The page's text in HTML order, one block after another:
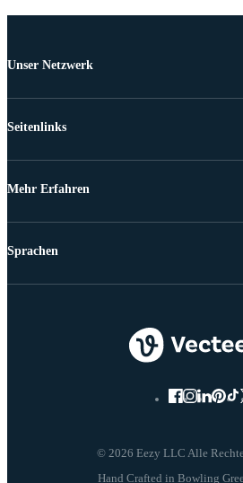
Unser Netzwerk
Seitenlinks
Mehr Erfahren
© 2026 Eezy LLC Alle
Sprachen